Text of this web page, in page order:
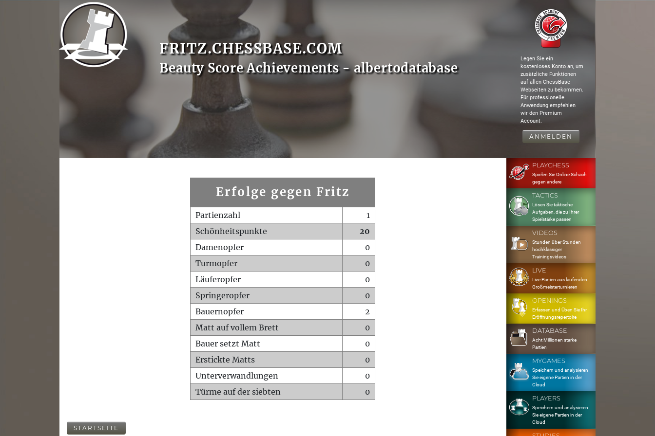
FRITZ.CHESSBASE.COM
Beauty Score Achievements - albertodatabase
Legen Sie ein
kostenloses Konto an, um
zusätzliche Funktionen
auf allen ChessBase
Webseiten zu bekommen.
Für professionelle
Anwendung empfehlen
wir den Premium
Account.
ANMELDEN
Erfolge gegen Fritz
Partienzahl
1
Schönheitspunkte
20
Damenopfer
0
Turmopfer
0
Läuferopfer
0
Springeropfer
0
Bauernopfer
2
Matt auf vollem Brett
0
Bauer setzt Matt
0
Erstickte Matts
0
Unterverwandlungen
0
Türme auf der siebten
0
STARTSEITE
PLAYCHESS
Spielen Sie Online Schach
gegen andere
TACTICS
Lösen Sie taktische
Aufgaben, die zu Ihrer
Spielstärke passen
VIDEOS
Stunden über Stunden
hochklassiger
Trainingsvideos
LIVE
Live Partien aus laufenden
Großmeisterturnieren
OPENINGS
Erfassen und Üben Sie Ihr
Eröffnungsrepertoire
DATABASE
Acht Millionen starke
Partien
MYGAMES
Speichern und analysieren
Sie eigene Partien in der
Cloud
PLAYERS
Speichern und analysieren
Sie eigene Partien in der
Cloud